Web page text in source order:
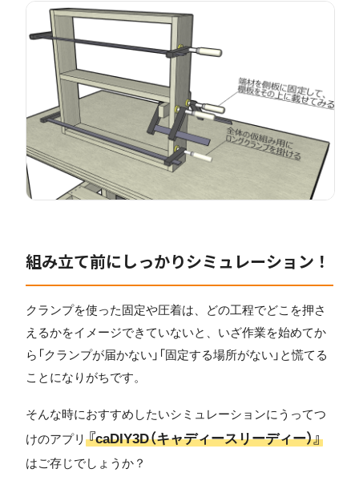
組み立て前にしっかりシミュレーション！
クランプを使った固定や圧着は、どの工程でどこを押さ
えるかをイメージできていないと、いざ作業を始めてか
ら「クランプが届かない」「固定する場所がない」と慌てる
ことになりがちです。
そんな時におすすめしたいシミュレーションにうってつ
けのアプリ 『caDIY3D（キャディースリーディー）』
はご存じでしょうか？